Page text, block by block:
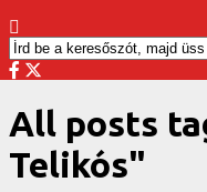
All posts
Telikós"